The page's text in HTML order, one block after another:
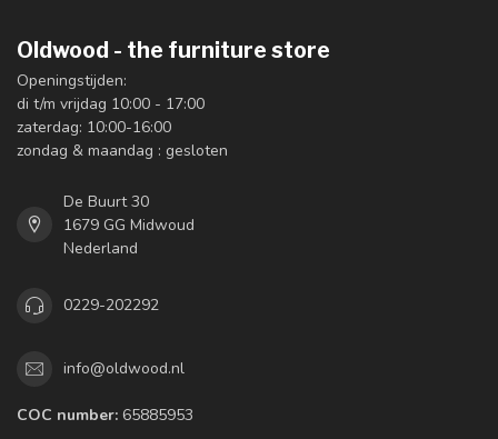
Oldwood - the furniture store
Openingstijden:
di t/m vrijdag 10:00 - 17:00
zaterdag: 10:00-16:00
zondag & maandag : gesloten
De Buurt 30
1679 GG Midwoud
Nederland
0229-202292
info@oldwood.nl
COC number: 65885953